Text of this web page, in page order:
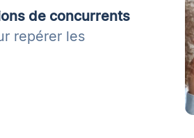
de concurrents
repérer les